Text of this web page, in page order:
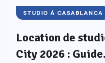
STUDIO À CASABLANCA
Location de
City 2026 :